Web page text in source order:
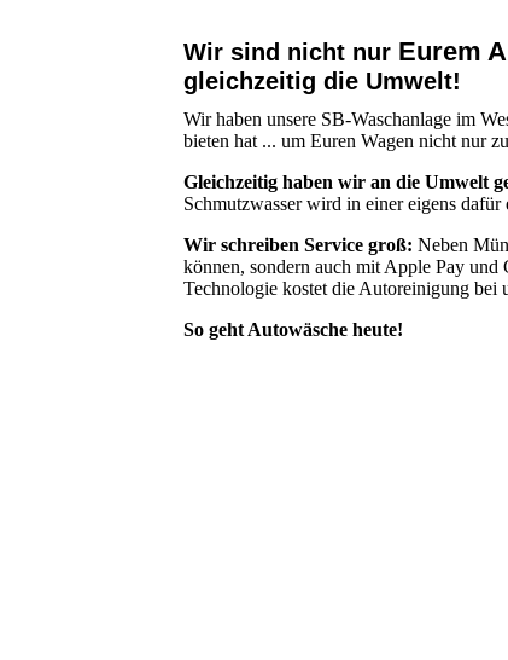
Wir sind nicht nur Eurem
gleichzeitig die Umwelt!
Wir haben unsere SB-Waschanlage im
bieten hat ... um Euren Wagen nicht nur
Gleichzeitig haben wir an die Umwelt
Schmutzwasser wird in einer eigens
Wir schreiben Service groß: Neben
können, sondern auch mit Apple Pay
Technologie kostet die Autoreinigung bei
So geht Autowäsche heute!